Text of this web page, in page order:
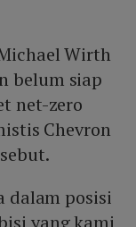
Wirth
belum siap
net-zero
Chevron
dalam posisi